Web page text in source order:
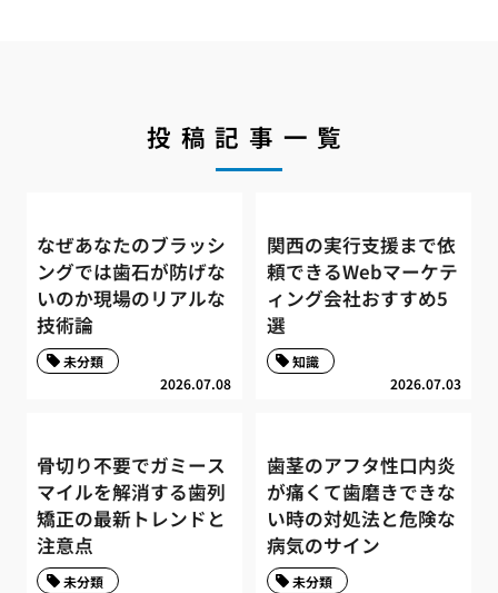
投稿記事一覧
なぜあなたのブラッシ
ングでは歯石が防げな
いのか現場のリアルな
技術論
2026.07.08
未分類
関西の実行支援まで依
頼できるWebマーケテ
ィング会社おすすめ5
選
2026.07.03
知識
骨切り不要でガミース
マイルを解消する歯列
矯正の最新トレンドと
注意点
未分類
歯茎のアフタ性口内炎
が痛くて歯磨きできな
い時の対処法と危険な
病気のサイン
未分類